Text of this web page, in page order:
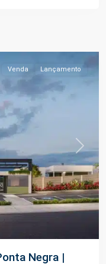
Next
Venda Lançamento
Negra |